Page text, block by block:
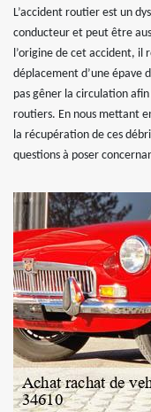
L’accident routier est un
conducteur et peut être
l’origine de cet accident, il
déplacement d’une épave
pas gêner la circulation
routiers. En nous mettant
la récupération de ces
questions à poser